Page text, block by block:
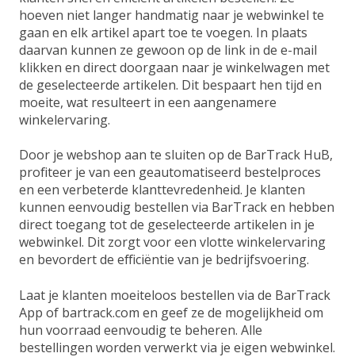
hoeven niet langer handmatig naar je webwinkel te
gaan en elk artikel apart toe te voegen. In plaats
daarvan kunnen ze gewoon op de link in de e-mail
klikken en direct doorgaan naar je winkelwagen met
de geselecteerde artikelen. Dit bespaart hen tijd en
moeite, wat resulteert in een aangenamere
winkelervaring.
Door je webshop aan te sluiten op de BarTrack HuB,
profiteer je van een geautomatiseerd bestelproces
en een verbeterde klanttevredenheid. Je klanten
kunnen eenvoudig bestellen via BarTrack en hebben
direct toegang tot de geselecteerde artikelen in je
webwinkel. Dit zorgt voor een vlotte winkelervaring
en bevordert de efficiëntie van je bedrijfsvoering.
Laat je klanten moeiteloos bestellen via de BarTrack
App of bartrack.com en geef ze de mogelijkheid om
hun voorraad eenvoudig te beheren. Alle
bestellingen worden verwerkt via je eigen webwinkel.